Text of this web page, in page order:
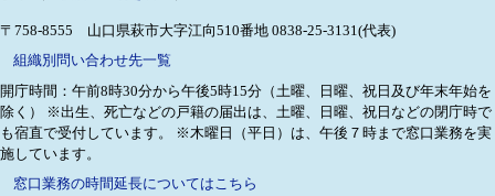
〒758-8555 山口県萩市大字江向510番地 0838-25-3131(代表)
組織別問い合わせ先一覧
開庁時間：午前8時30分から午後5時15分（土曜、日曜、祝日及び年末年始を
除く）
※出生、死亡などの戸籍の届出は、土曜、日曜、祝日などの閉庁時で
も宿直で受付しています。
※木曜日（平日）は、午後７時まで窓口業務を実
施しています。
窓口業務の時間延長についてはこちら